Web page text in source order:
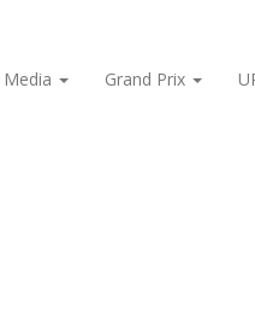
Media
Grand Prix